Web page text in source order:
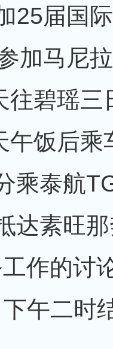
25届国
加马尼
往碧瑶三
午饭后乘
乘泰航
达素旺
的讨
午二时